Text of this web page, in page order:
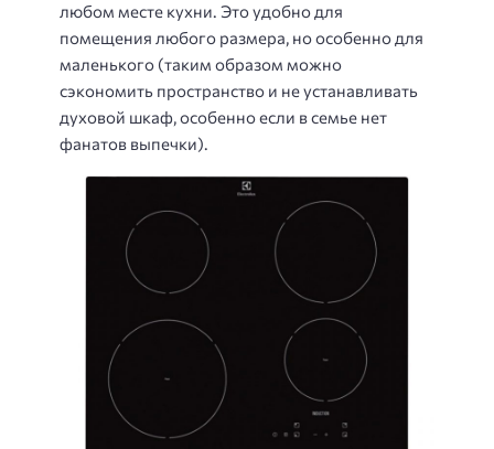
любом месте кухни. Это удобно для
помещения любого размера, но особенно для
маленького (таким образом можно
сэкономить пространство и не устанавливать
духовой шкаф, особенно если в семье нет
фанатов выпечки).